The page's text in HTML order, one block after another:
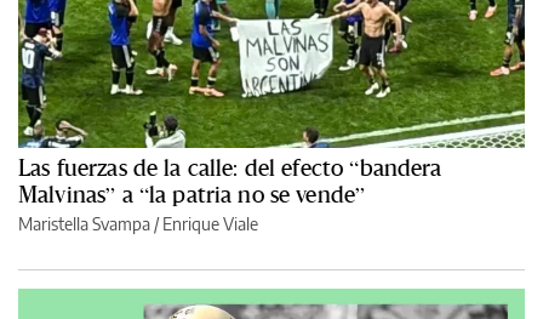
Las fuerzas de la calle: del efecto “bandera
Malvinas” a “la patria no se vende”
Maristella Svampa/ Enrique Viale